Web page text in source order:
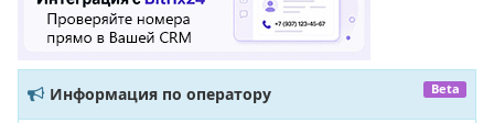
Информация по оператору Beta